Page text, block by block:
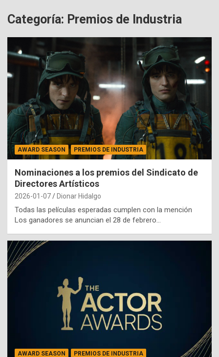
Categoría: Premios de Industria
AWARD SEASON PREMIOS DE INDUSTRIA
Nominaciones a los premios del Sindicato de
Directores Artísticos
2026-01-07 Dionar Hidalgo
Todas las películas esperadas cumplen con la mención
Los ganadores se anuncian el 28 de febrero…
AWARD SEASON PREMIOS DE INDUSTRIA